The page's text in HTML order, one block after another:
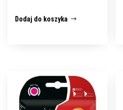
Dodaj do koszyka